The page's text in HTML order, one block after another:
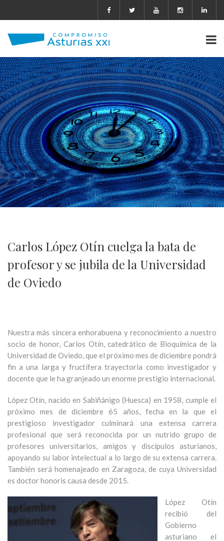
Carlos López Otín cuelga la bata de
profesor y se jubila de la Universidad
de Oviedo
Nuestra más sincera enhorabuena y reconocimiento a nuestro
socio de honor, Carlos Otín, catedrático de Bioquímica de la
Universidad de Oviedo, que el próximo mes de diciembre pondrá
fin a una larga y fructífera trayectoria como investigador y
docente que le ha granjeado un enorme prestigio internacional.
López Otín, nacido en Sabiñánigo (Huesca) en 1958, cumple el
próximo mes de diciembre 65 años, fecha en la que el
prestigioso investigador culminará una extensa carrera
profesional que será reconocida por un nutrido grupo de
profesores universitarios, amigos y discípulos asturianos,
apoyando su labor intelectual a lo largo de su extensa carrera.
También será homenajeado en Zaragoza, de cuya Universidad
es doctor honoris causa desde 2015.
López Otín
recibió del
Gobierno
asturiano el